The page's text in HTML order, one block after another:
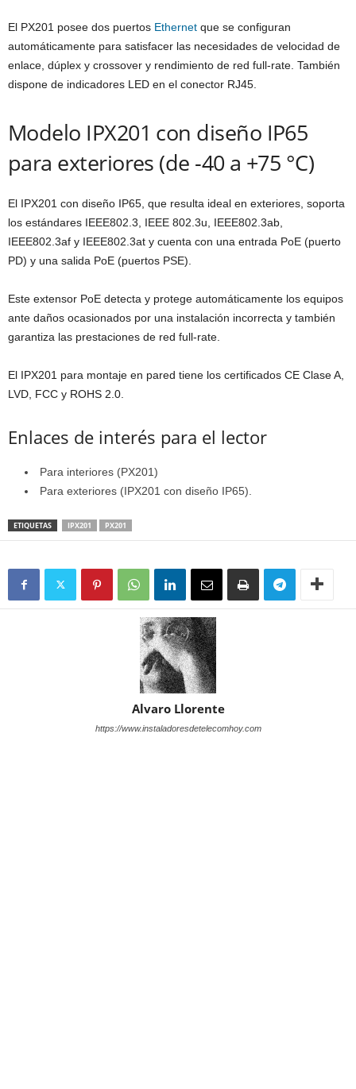
El PX201 posee dos puertos Ethernet que se configuran
automáticamente para satisfacer las necesidades de velocidad de
enlace, dúplex y crossover y rendimiento de red full-rate. También
dispone de indicadores LED en el conector RJ45.
Modelo IPX201 con diseño IP65
para exteriores (de -40 a +75 °C)
El IPX201 con diseño IP65, que resulta ideal en exteriores, soporta
los estándares IEEE802.3, IEEE 802.3u, IEEE802.3ab,
IEEE802.3af y IEEE802.3at y cuenta con una entrada PoE (puerto
PD) y una salida PoE (puertos PSE).
Este extensor PoE detecta y protege automáticamente los equipos
ante daños ocasionados por una instalación incorrecta y también
garantiza las prestaciones de red full-rate.
El IPX201 para montaje en pared tiene los certificados CE Clase A,
LVD, FCC y ROHS 2.0.
Enlaces de interés para el lector
Para interiores (PX201)
Para exteriores (IPX201 con diseño IP65).
ETIQUETAS IPX201 PX201
Alvaro Llorente
https://www.instaladoresdetelecomhoy.com